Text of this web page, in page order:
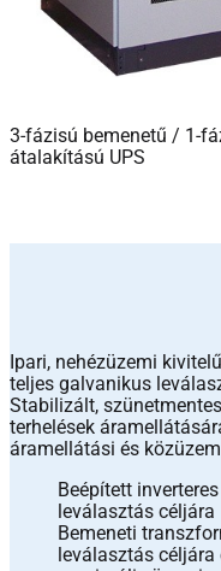
3-fázisú bemenetű / 1-
átalakítású UPS
Ipari, nehézüzemi
teljes galvanikus
Stabilizált,
terhelések
áramellátási és
Beépített
leválasztás céljára
Bemeneti
leválasztás